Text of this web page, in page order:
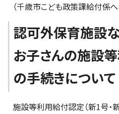
（千歳市こども政策課給付係へ
認可外保育施設
お子さんの施設
の手続きについて
施設等利用給付認定（新1号・